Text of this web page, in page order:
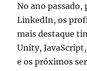
No ano passado,
LinkedIn, os
mais destaque
Unity,
e os próximos